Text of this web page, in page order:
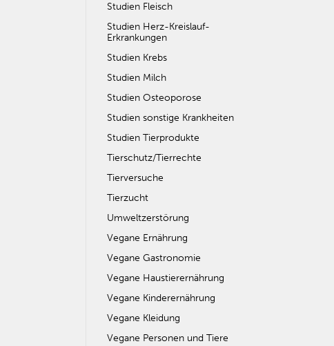
Studien Fleisch
Studien Herz-Kreislauf-
Erkrankungen
Studien Krebs
Studien Milch
Studien Osteoporose
Studien sonstige Krankheiten
Studien Tierprodukte
Tierschutz/Tierrechte
Tierversuche
Tierzucht
Umweltzerstörung
Vegane Ernährung
Vegane Gastronomie
Vegane Haustierernährung
Vegane Kinderernährung
Vegane Kleidung
Vegane Personen und Tiere